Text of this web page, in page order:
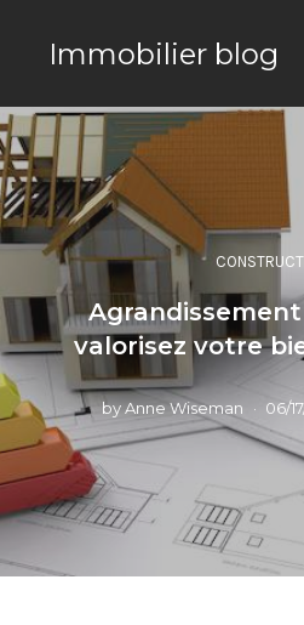
Immobilier blog
valorisez votre
byAnne Wiseman 06/